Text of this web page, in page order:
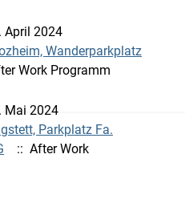
April 2024
Wanderparkplatz
Work Programm
Mai 2024
Parkplatz Fa.
:: After Work